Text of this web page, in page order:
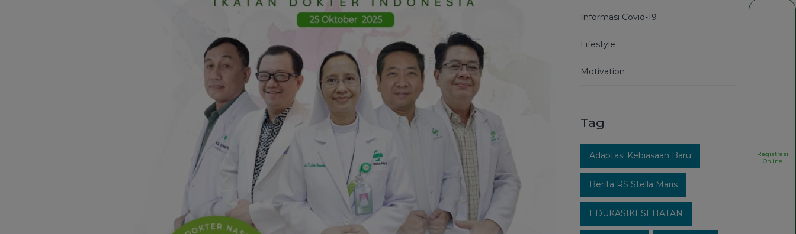
Informasi Covid-19
Lifestyle
Motivation
Tag
Adaptasi Kebiasaan Baru
Berita RS Stella Maris
EDUKASIKESEHATAN
Registrasi
Online